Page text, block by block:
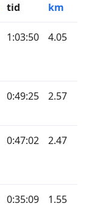
tid km
1:03:50 4.05
0:49:25 2.57
0:47:02 2.47
0:35:09 1.55